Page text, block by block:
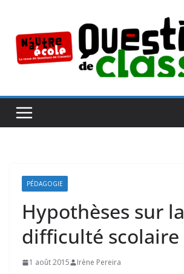
contenu
PÉDAGOGIE
Hypothèses sur la
difficulté scolaire
1 août 2015 Irène Pereira